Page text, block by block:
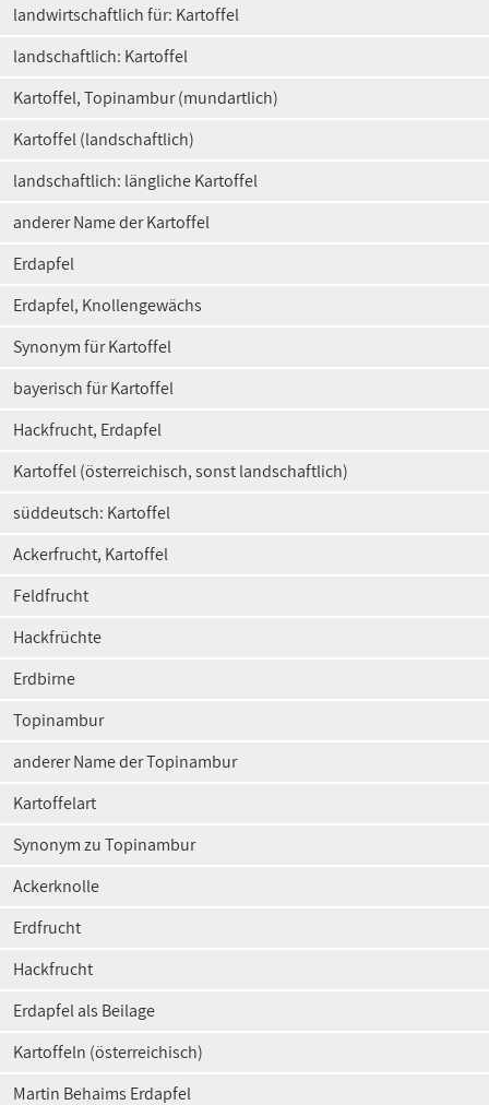
landwirtschaftlich für: Kartoffel
landschaftlich: Kartoffel
Kartoffel, Topinambur (mundartlich)
Kartoffel (landschaftlich)
landschaftlich: längliche Kartoffel
anderer Name der Kartoffel
Erdapfel
Erdapfel, Knollengewächs
Synonym für Kartoffel
bayerisch für Kartoffel
Hackfrucht, Erdapfel
Kartoffel (österreichisch, sonst landschaftlich)
süddeutsch: Kartoffel
Ackerfrucht, Kartoffel
Feldfrucht
Hackfrüchte
Erdbirne
Topinambur
anderer Name der Topinambur
Kartoffelart
Synonym zu Topinambur
Ackerknolle
Erdfrucht
Hackfrucht
Erdapfel als Beilage
Kartoffeln (österreichisch)
Martin Behaims Erdapfel